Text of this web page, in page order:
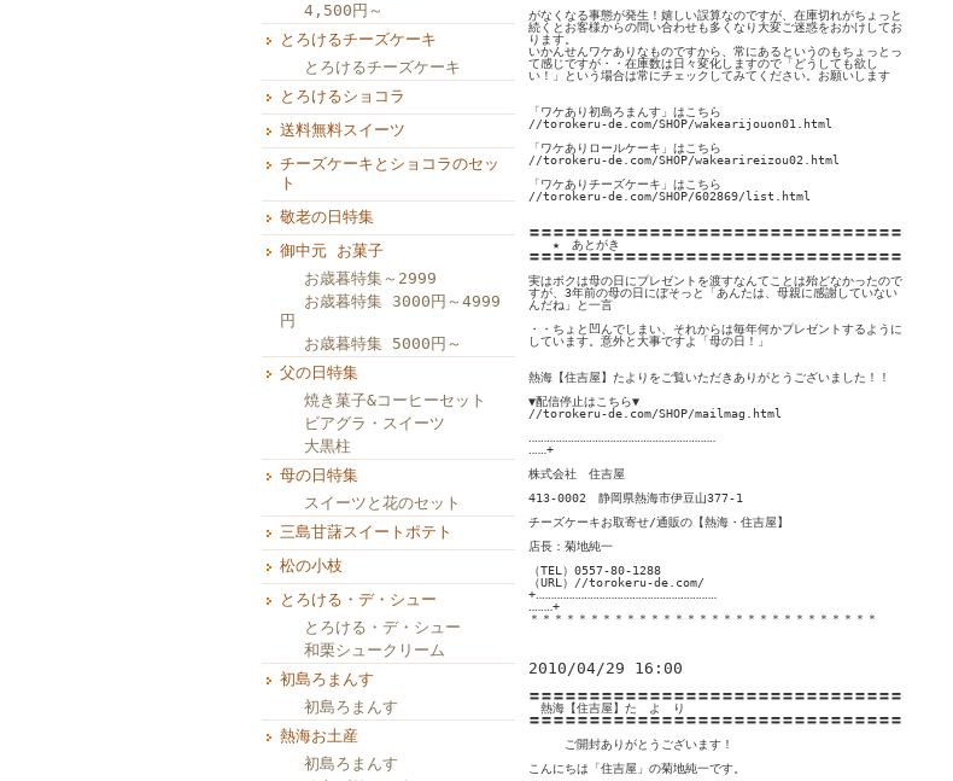
4,500円～
とろけるチーズケーキ
とろけるチーズケーキ
とろけるショコラ
送料無料スイーツ
チーズケーキとショコラのセッ
ト
敬老の日特集
御中元 お菓子
お歳暮特集～2999
お歳暮特集 3000円～4999
円
お歳暮特集 5000円～
父の日特集
焼き菓子&コーヒーセット
ビアグラ・スイーツ
大黒柱
母の日特集
スイーツと花のセット
三島甘藷スイートポテト
松の小枝
とろける・デ・シュー
とろける・デ・シュー
和栗シュークリーム
初島ろまんす
初島ろまんす
熱海お土産
初島ろまんす
がなくなる事態が発生！嬉しい誤算なのですが、在庫切れがちょっと
続くとお客様からの問い合わせも多くなり大変ご迷惑をおかけしてお
ります。
いかんせんワケありなものですから、常にあるというのもちょっとっ
て感じですが・・在庫数は日々変化しますので「どうしても欲し
い！」という場合は常にチェックしてみてください。お願いします
「ワケあり初島ろまんす」はこちら
//torokeru-de.com/SHOP/wakearijouon01.html
「ワケありロールケーキ」はこちら
//torokeru-de.com/SHOP/wakearireizou02.html
「ワケありチーズケーキ」はこちら
//torokeru-de.com/SHOP/602869/list.html
〓〓〓〓〓〓〓〓〓〓〓〓〓〓〓〓〓〓〓〓〓〓〓〓〓〓〓〓〓〓〓
★　あとがき
〓〓〓〓〓〓〓〓〓〓〓〓〓〓〓〓〓〓〓〓〓〓〓〓〓〓〓〓〓〓〓
実はボクは母の日にプレゼントを渡すなんてことは殆どなかったので
すが、3年前の母の日にぼそっと「あんたは、母親に感謝していない
んだね」と一言
・・ちょと凹んでしまい、それからは毎年何かプレゼントするように
しています。意外と大事ですよ「母の日！」
熱海【住吉屋】たよりをご覧いただきありがとうございました！！
▼配信停止はこちら▼
//torokeru-de.com/SHOP/mailmag.html
‥‥‥+
株式会社　住吉屋
413-0002　静岡県熱海市伊豆山377-1
チーズケーキお取寄せ/通販の【熱海・住吉屋】
店長：菊地純一
（TEL）0557-80-1288
（URL）//torokeru-de.com/
+‥‥‥‥‥‥‥‥‥‥‥‥‥‥‥‥‥‥‥‥‥‥‥‥‥‥‥‥‥‥
‥‥‥‥+
＊＊＊＊＊＊＊＊＊＊＊＊＊＊＊＊＊＊＊＊＊＊＊＊＊＊＊＊＊
2010/04/29 16:00
〓〓〓〓〓〓〓〓〓〓〓〓〓〓〓〓〓〓〓〓〓〓〓〓〓〓〓〓〓〓〓
熱海【住吉屋】た　よ　り
〓〓〓〓〓〓〓〓〓〓〓〓〓〓〓〓〓〓〓〓〓〓〓〓〓〓〓〓〓〓〓
ご開封ありがとうございます！
こんにちは「住吉屋」の菊地純一です。